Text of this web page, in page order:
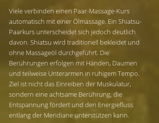
Viele verbinden einen Paar-Massage-Kurs
automatisch mit einer Ölmassage. Ein Shiatsu-
Paarkurs unterscheidet sich jedoch deutlich
davon. Shiatsu wird traditionell bekleidet und
ohne Massageöl durchgeführt. Die
Berührungen erfolgen mit Händen, Daumen
und teilweise Unterarmen in ruhigem Tempo.
Ziel ist nicht das Einreiben der Muskulatur,
sondern eine achtsame Berührung, die
Entspannung fördert und den Energiefluss
entlang der Meridiane unterstützen kann.